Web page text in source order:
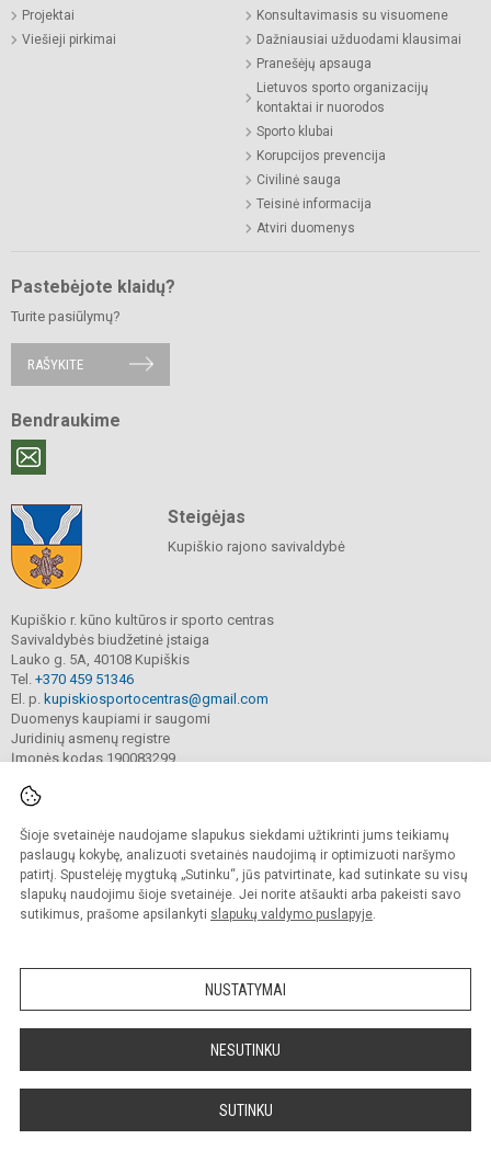
Šioje svetainėje naudojame slapukus siekdami užtikrinti jums teikiamų
paslaugų kokybę, analizuoti svetainės naudojimą ir optimizuoti naršymo
patirtį. Spustelėję mygtuką „Sutinku“, jūs patvirtinate, kad sutinkate su visų
slapukų naudojimu šioje svetainėje. Jei norite atšaukti arba pakeisti savo
sutikimus, prašome apsilankyti slapukų valdymo puslapyje.
NUSTATYMAI
NESUTINKU
SUTINKU
Projektai
Viešieji pirkimai
Konsultavimasis su visuomene
Dažniausiai užduodami klausimai
Pranešėjų apsauga
Lietuvos sporto organizacijų
kontaktai ir nuorodos
Sporto klubai
Korupcijos prevencija
Civilinė sauga
Teisinė informacija
Atviri duomenys
Pastebėjote klaidų?
Turite pasiūlymų?
RAŠYKITE
Bendraukime
Steigėjas
Kupiškio rajono savivaldybė
Kupiškio r. kūno kultūros ir sporto centras
Savivaldybės biudžetinė įstaiga
Lauko g. 5A, 40108 Kupiškis
Tel. +370 459 51346
El. p. kupiskiosportocentras@gmail.com
Duomenys kaupiami ir saugomi
Juridinių asmenų registre
Įmonės kodas 190083299
© 2022. Kupiškio r. kūno kultūros ir sporto centras. Visos teisės saugomos.
Kopijuoti turinį be raštiško sutikimo griežtai draudžiama.
Prieinamumo paraiška Slapukų valdymas
Sumanus būdas atnaujinti